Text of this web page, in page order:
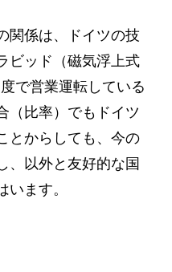
関係は、ドイツの技
ビッド（磁気浮上式
で営業運転している
（比率）でもドイツ
とからしても、今の
、以外と友好的な国
ます。